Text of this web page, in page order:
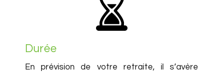
Durée
En prévision de votre retraite, il s’avère